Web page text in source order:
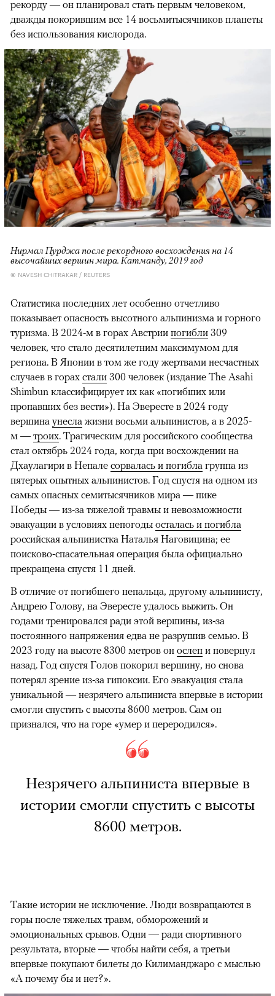
рекорду — он планировал стать первым человеком,
дважды покорившим все 14 восьмитысячников планеты
без использования кислорода.
Нирмал Пурджа после рекордного восхождения на 14
высочайших вершин мира. Катманду, 2019 год
© NAVESH CHITRAKAR / REUTERS
Статистика последних лет особенно отчетливо
показывает опасность высотного альпинизма и горного
туризма. В 2024-м в горах Австрии погибли 309
человек, что стало десятилетним максимумом для
региона. В Японии в том же году жертвами несчастных
случаев в горах стали 300 человек (издание The Asahi
Shimbun классифицирует их как «погибших или
пропавших без вести»). На Эвересте в 2024 году
вершина унесла жизни восьми альпинистов, а в 2025-
м — троих. Трагическим для российского сообщества
стал октябрь 2024 года, когда при восхождении на
Дхаулагири в Непале сорвалась и погибла группа из
пятерых опытных альпинистов. Год спустя на одном из
самых опасных семитысячников мира — пике
Победы — из-за тяжелой травмы и невозможности
эвакуации в условиях непогоды осталась и погибла
российская альпинистка Наталья Наговицина; ее
поисково-спасательная операция была официально
прекращена спустя 11 дней.
В отличие от погибшего непальца, другому альпинисту,
Андрею Голову, на Эвересте удалось выжить. Он
годами тренировался ради этой вершины, из-за
постоянного напряжения едва не разрушив семью. В
2023 году на высоте 8300 метров он ослеп и повернул
назад. Год спустя Голов покорил вершину, но снова
потерял зрение из-за гипоксии. Его эвакуация стала
уникальной — незрячего альпиниста впервые в истории
смогли спустить с высоты 8600 метров. Сам он
признался, что на горе «умер и переродился».
Незрячего альпиниста впервые в
истории смогли спустить с высоты
8600 метров.
Такие истории не исключение. Люди возвращаются в
горы после тяжелых травм, обморожений и
эмоциональных срывов. Одни — ради спортивного
результата, вторые — чтобы найти себя, а третьи
впервые покупают билеты до Килиманджаро с мыслью
«А почему бы и нет?».